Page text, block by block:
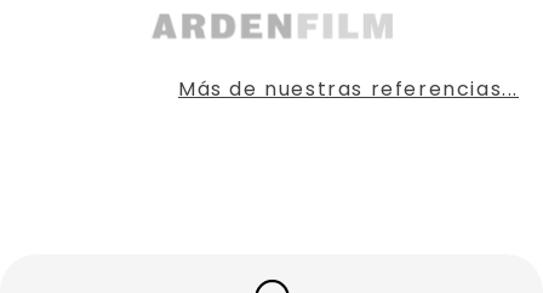
Más de nuestras referencias...